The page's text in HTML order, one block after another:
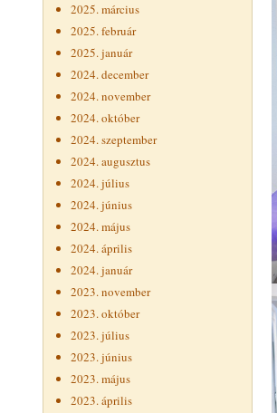
2025. március
2025. február
2025. január
2024. december
2024. november
2024. október
2024. szeptember
2024. augusztus
2024. július
2024. június
2024. május
2024. április
2024. január
2023. november
2023. október
2023. július
2023. június
2023. május
2023. április